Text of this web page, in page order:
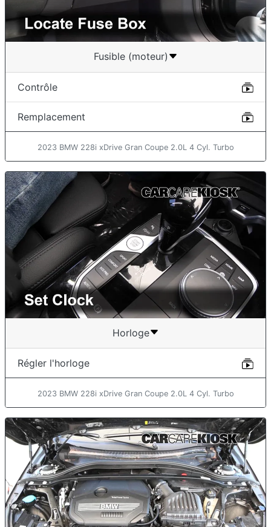
Fusible (moteur)
Contrôle
Remplacement
2023 BMW 228i xDrive Gran Coupe 2.0L 4 Cyl. Turbo
Horloge
Régler l'horloge
2023 BMW 228i xDrive Gran Coupe 2.0L 4 Cyl. Turbo